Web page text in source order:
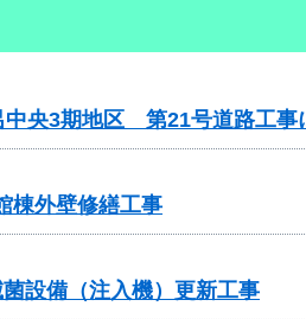
央3期地区 第21号道路工事
棟外壁修繕工事
設備（注入機）更新工事